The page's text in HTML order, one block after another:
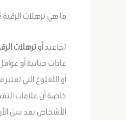
ما هي ترهلات الرقبة
تجاعيد أوترهلات
عادات حياتية أو
أو اللغلوغ التي
خاصة أن علامات
الأشخاص بعد سن